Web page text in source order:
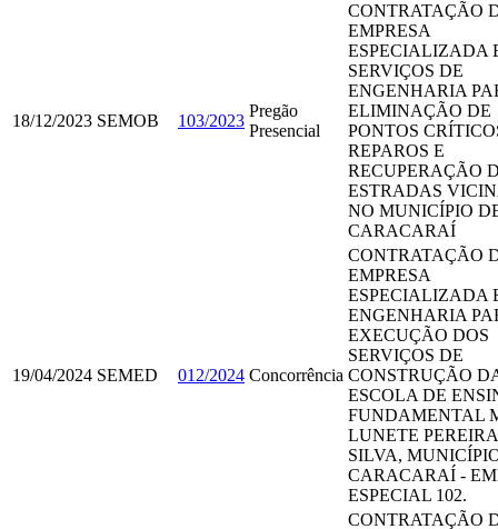
18/12/2023 SEMOB 103/2023
Pregão
Presencial
CONTRATAÇÃO
EMPRESA
ESPECIALIZADA
SERVIÇOS DE
ENGENHARIA
ELIMINAÇÃO DE
PONTOS
REPAROS E
RECUPERAÇÃO
ESTRADAS
NO MUNICÍPIO
CARACARAÍ
19/04/2024 SEMED 012/2024 Concorrência
CONTRATAÇÃO
EMPRESA
ESPECIALIZADA
ENGENHARIA
EXECUÇÃO DOS
SERVIÇOS DE
CONSTRUÇÃO
ESCOLA DE
FUNDAMENTAL
LUNETE
SILVA,
CARACARAÍ -
ESPECIAL 102.
CONTRATAÇÃO